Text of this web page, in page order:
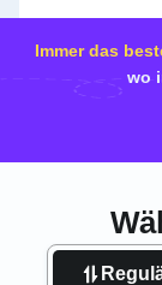
Immer das
wo